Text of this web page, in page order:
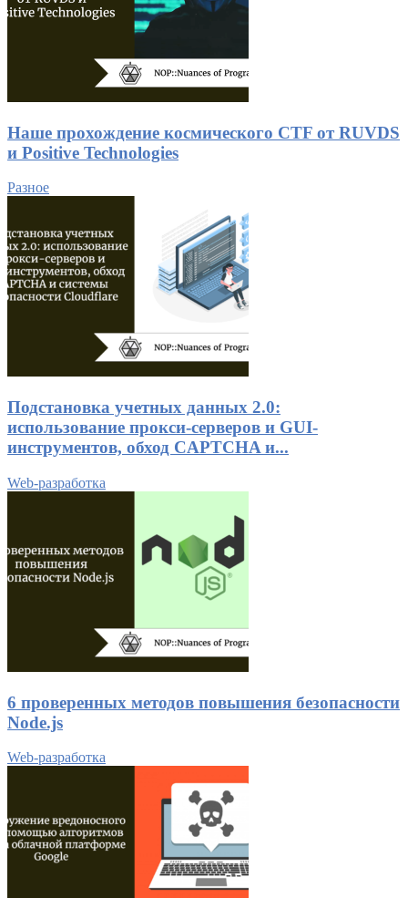
Наше прохождение космического CTF от RUVDS
и Positive Technologies
Разное
Подстановка учетных данных 2.0:
использование прокси-серверов и GUI-
инструментов, обход CAPTCHA и...
Web-разработка
6 проверенных методов повышения безопасности
Node.js
Web-разработка